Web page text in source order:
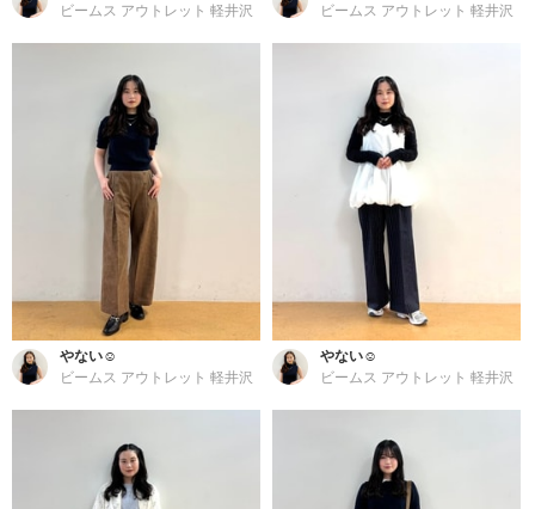
ビームス アウトレット 軽井沢
ビームス アウトレット 軽井沢
やない☺︎
ビームス アウトレット 軽井沢
やない☺︎
ビームス アウトレット 軽井沢